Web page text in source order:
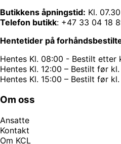
Butikkens åpningstid: Kl.
Telefon butikk: +47 33 04 18
Hentetider på
Hentes Kl. 08:00 - Bestilt etter
Hentes Kl. 12:00 – Bestilt før kl.
Hentes Kl. 15:00 – Bestilt før kl.
Om oss
Ansatte
Kontakt
Om KCL